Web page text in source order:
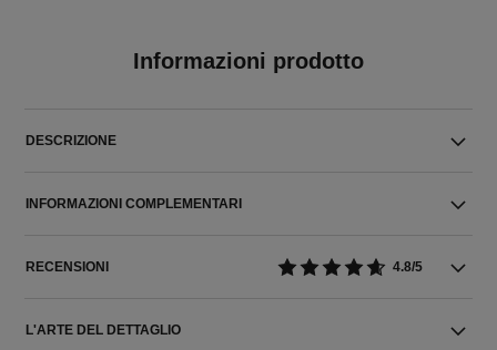
Informazioni prodotto
DESCRIZIONE
INFORMAZIONI COMPLEMENTARI
RECENSIONI 4.8/5
L'ARTE DEL DETTAGLIO